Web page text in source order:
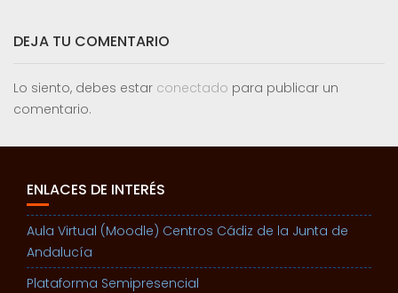
DEJA TU COMENTARIO
Lo siento, debes estar conectado para publicar un
comentario.
ENLACES DE INTERÉS
Aula Virtual (Moodle) Centros Cádiz de la Junta de
Andalucía
Plataforma Semipresencial